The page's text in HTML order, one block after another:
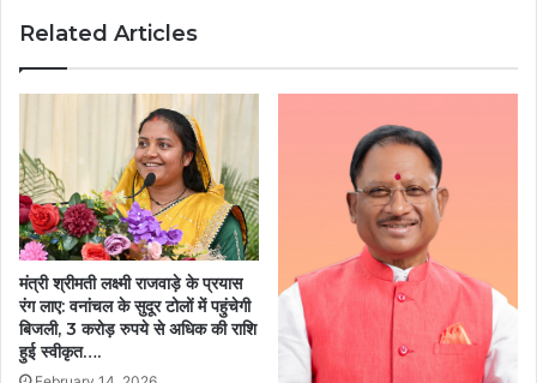
दी…..
Related Articles
मंत्री श्रीमती लक्ष्मी राजवाड़े के प्रयास
रंग लाए: वनांचल के सुदूर टोलों में पहुंचेगी
बिजली, 3 करोड़ रुपये से अधिक की राशि
हुई स्वीकृत….